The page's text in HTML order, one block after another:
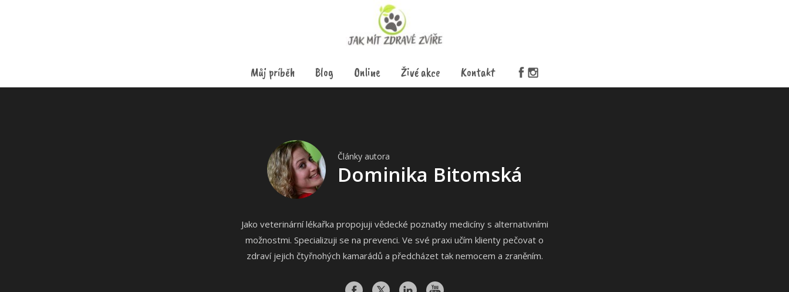
Můj príběh Blog Online Živé akce Kontakt
Články autora
Dominika Bitomská
Jako veterinární lékařka propojuji vědecké poznatky medicíny s alternativními
možnostmi. Specializuji se na prevenci. Ve své praxi učím klienty pečovat o
zdraví jejich čtyřnohých kamarádů a předcházet tak nemocem a zraněním.